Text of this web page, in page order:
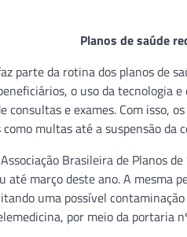
Planos de saúde
parte da rotina dos planos de
o uso da tecnologia
consultas e exames. Com isso,
multas até a suspensão da
Brasileira de Planos
até março deste ano. A mesma
uma possível
por meio da portaria